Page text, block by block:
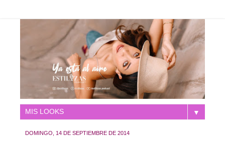
▼
DOMINGO, 14 DE SEPTIEMBRE DE 2014